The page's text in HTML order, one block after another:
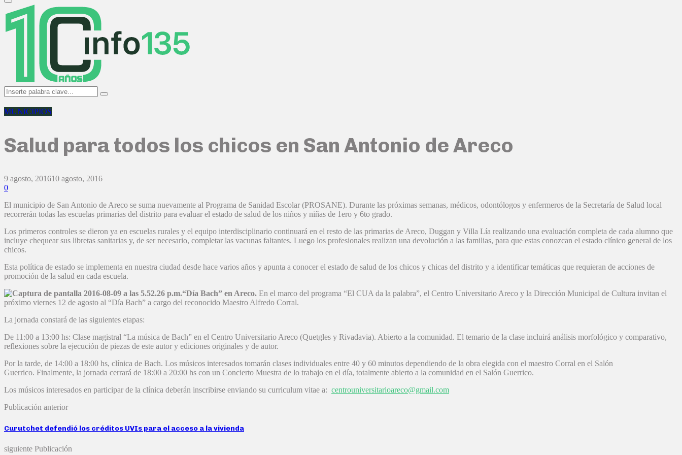
Primary
Menu
Search
for:
Search
MUNICIPIOS
Salud para todos los chicos en San Antonio de Areco
9 agosto, 201610 agosto, 2016
0
El municipio de San Antonio de Areco se suma nuevamente al Programa de Sanidad Escolar (PROSANE). Durante las próximas semanas, médicos, odontólogos y enfermeros de la Secretaría de Salud local
recorrerán todas las escuelas primarias del distrito para evaluar el estado de salud de los niños y niñas de 1ero y 6to grado.
Los primeros controles se dieron ya en escuelas rurales y el equipo interdisciplinario continuará en el resto de las primarias de Areco, Duggan y Villa Lía realizando una evaluación completa de cada alumno que
incluye chequear sus libretas sanitarias y, de ser necesario, completar las vacunas faltantes. Luego los profesionales realizan una devolución a las familias, para que estas conozcan el estado clínico general de los
chicos.
Esta política de estado se implementa en nuestra ciudad desde hace varios años y apunta a conocer el estado de salud de los chicos y chicas del distrito y a identificar temáticas que requieran de acciones de
promoción de la salud en cada escuela.
“Día Bach” en Areco. En el marco del programa “El CUA da la palabra”, el Centro Universitario Areco y la Dirección Municipal de Cultura invitan el
próximo viernes 12 de agosto al “Día Bach” a cargo del reconocido Maestro Alfredo Corral.
La jornada constará de las siguientes etapas:
De 11:00 a 13:00 hs: Clase magistral “La música de Bach” en el Centro Universitario Areco (Quetgles y Rivadavia). Abierto a la comunidad. El temario de la clase incluirá análisis morfológico y comparativo,
reflexiones sobre la ejecución de piezas de este autor y ediciones originales y de autor.
Por la tarde, de 14:00 a 18:00 hs, clínica de Bach. Los músicos interesados tomarán clases individuales entre 40 y 60 minutos dependiendo de la obra elegida con el maestro Corral en el Salón
Guerrico. Finalmente, la jornada cerrará de 18:00 a 20:00 hs con un Concierto Muestra de lo trabajo en el día, totalmente abierto a la comunidad en el Salón Guerrico.
Los músicos interesados en participar de la clínica deberán inscribirse enviando su curriculum vitae a: centrouniversitarioareco@gmail.com
Publicación anterior
Curutchet defendió los créditos UVIs para el acceso a la vivienda
siguiente Publicación